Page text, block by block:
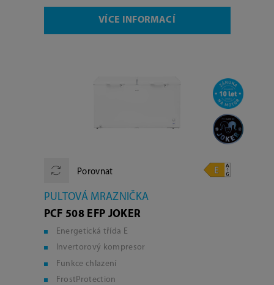
VÍCE INFORMACÍ
Porovnat
PULTOVÁ MRAZNIČKA
PCF 508 EFP JOKER
Energetická třída E
Invertorový kompresor
Funkce chlazení
FrostProtection